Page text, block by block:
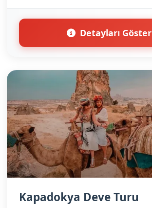
Detayları Göster
Kapadokya Deve Turu